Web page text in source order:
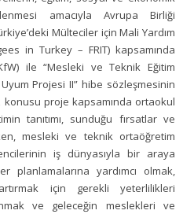
amacıyla Avrupa Birliği
Mülteciler için Mali Yardım
in Turkey – FRIT) kapsamında
ile “Mesleki ve Teknik Eğitim
Projesi II” hibe sözleşmesinin
konusu proje kapsamında ortaokul
tanıtımı, sunduğu fırsatlar ve
mesleki ve teknik ortaöğretim
iş dünyasıyla bir araya
planlamalarına yardımcı olmak,
için gerekli yeterlilikleri
ve geleceğin meslekleri ve